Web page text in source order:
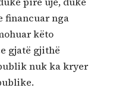
financuar nga
këto
gjatë gjithë
nuk ka kryer